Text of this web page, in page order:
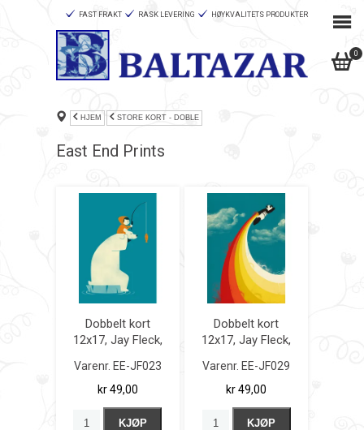
0
FAST FRAKT RASK LEVERING HØYKVALITETS PRODUKTER
HJEM STORE KORT - DOBLE
East End Prints
Dobbelt kort
12x17, Jay Fleck,
Varenr. EE-JF023
kr 49,00
KJØP
Dobbelt kort
12x17, Jay Fleck,
Varenr. EE-JF029
kr 49,00
KJØP